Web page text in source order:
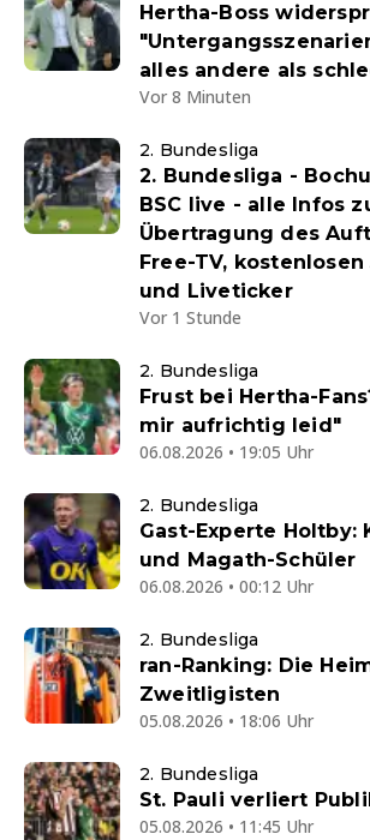
Hertha-Boss
alles andere als
Vor 8 Minuten
2. Bundesliga
2. Bundesliga -
BSC live - alle Infos
Übertragung des
Free-TV,
und Liveticker
Vor 1 Stunde
2. Bundesliga
Frust bei Hertha-
mir aufrichtig leid"
06.08.2026 • 19:05 Uhr
2. Bundesliga
Gast-Experte Holtby:
und Magath-Schüler
06.08.2026 • 00:12 Uhr
2. Bundesliga
ran-Ranking: Die
Zweitligisten
05.08.2026 • 18:06 Uhr
2. Bundesliga
St. Pauli verliert
05.08.2026 • 11:45 Uhr